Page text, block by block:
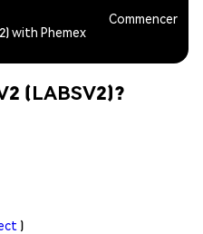
with Phemex
Commencer
(LABSV2)?
)